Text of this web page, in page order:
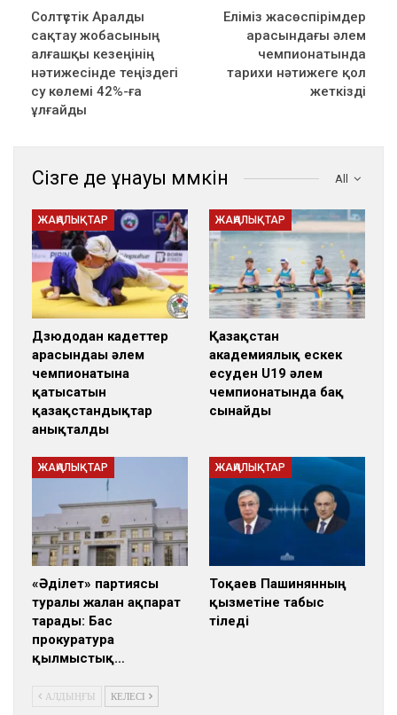
Солтүстік Аралды
сақтау жобасының
алғашқы кезеңінің
нәтижесінде теңіздегі
су көлемі 42%-ға
ұлғайды
Еліміз жасөспірімдер
арасындағы әлем
чемпионатында
тарихи нәтижеге қол
жеткізді
All
Сізге де ұнауы мүмкін
ЖАҢАЛЫҚТАР
Дзюдодан кадеттер
арасындағы әлем
чемпионатына
қатысатын
қазақстандықтар
анықталды
ЖАҢАЛЫҚТАР
Қазақстан
академиялық ескек
есуден U19 әлем
чемпионатында бақ
сынайды
ЖАҢАЛЫҚТАР
«Әділет» партиясы
туралы жалған ақпарат
тарады: Бас
прокуратура
қылмыстық…
ЖАҢАЛЫҚТАР
Тоқаев Пашинянның
қызметіне табыс
тіледі
АЛДЫҢҒЫ КЕЛЕСІ